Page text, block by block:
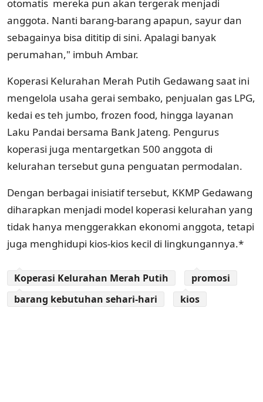
otomatis mereka pun akan tergerak menjadi
anggota. Nanti barang-barang apapun, sayur dan
sebagainya bisa dititip di sini. Apalagi banyak
perumahan," imbuh Ambar.
Koperasi Kelurahan Merah Putih Gedawang saat ini
mengelola usaha gerai sembako, penjualan gas LPG,
kedai es teh jumbo, frozen food, hingga layanan
Laku Pandai bersama Bank Jateng. Pengurus
koperasi juga mentargetkan 500 anggota di
kelurahan tersebut guna penguatan permodalan.
Dengan berbagai inisiatif tersebut, KKMP Gedawang
diharapkan menjadi model koperasi kelurahan yang
tidak hanya menggerakkan ekonomi anggota, tetapi
juga menghidupi kios-kios kecil di lingkungannya.*
Koperasi Kelurahan Merah Putih
promosi
barang kebutuhan sehari-hari
kios